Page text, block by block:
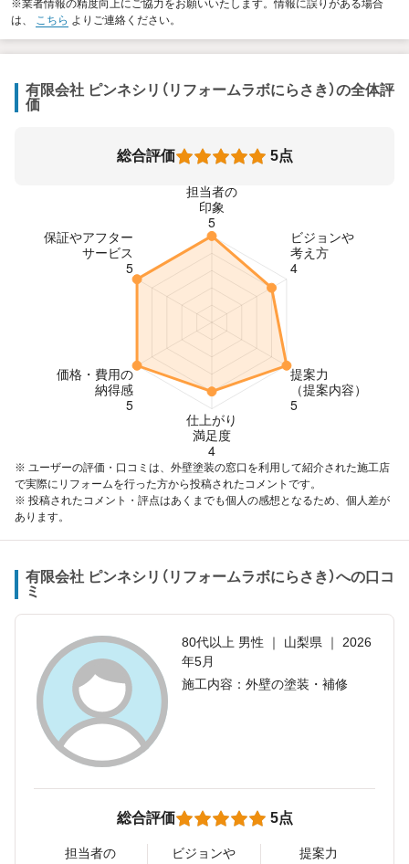
※業者情報の精度向上にご協力をお願いいたします。情報に誤りがある場合
は、 こちら よりご連絡ください。
有限会社 ピンネシリ（リフォームラボにらさき）の全体評
価
総合評価 5点
※ ユーザーの評価・口コミは、外壁塗装の窓口を利用して紹介された施工店
で実際にリフォームを行った方から投稿されたコメントです。
※ 投稿されたコメント・評点はあくまでも個人の感想となるため、個人差が
あります。
有限会社 ピンネシリ（リフォームラボにらさき）への口コ
ミ
80代以上 男性 ｜ 山梨県 ｜ 2026
年5月
施工内容：外壁の塗装・補修
総合評価 5点
担当者の
ビジョンや
提案力